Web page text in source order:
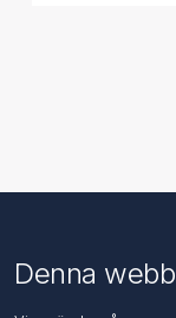
Information
Denna